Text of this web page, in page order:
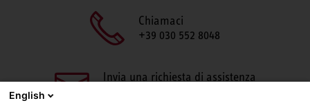
Chiamaci
+39 030 552 8048
Invia una richiesta di assistenza
English